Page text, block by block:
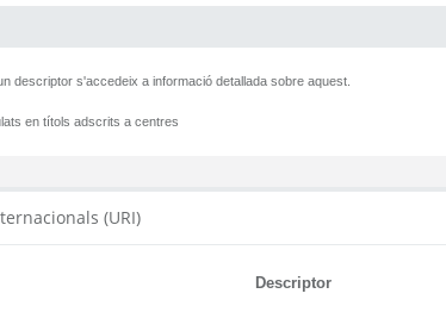
descriptor s'accedeix a informació detallada sobre aquest.
en títols adscrits a centres
(URI)
Descriptor